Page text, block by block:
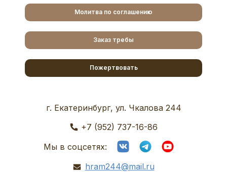
Молитва по соглашению
Заказ требы
Пожертвовать
г. Екатеринбург, ул. Чкалова 244
+7 (952) 737-16-86
Мы в соцсетях:
hram244@mail.ru